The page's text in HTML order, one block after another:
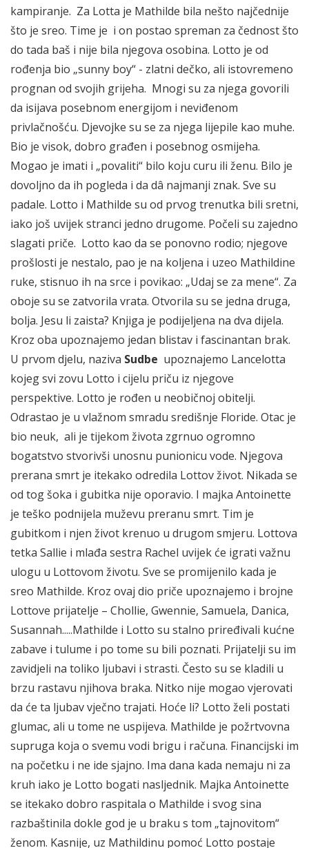
kampiranje. Za Lotta je Mathilde bila nešto najčednije
što je sreo. Time je i on postao spreman za čednost što
do tada baš i nije bila njegova osobina. Lotto je od
rođenja bio „sunny boy“ - zlatni dečko, ali istovremeno
prognan od svojih grijeha. Mnogi su za njega govorili
da isijava posebnom energijom i neviđenom
privlačnošću. Djevojke su se za njega lijepile kao muhe.
Bio je visok, dobro građen i posebnog osmijeha.
Mogao je imati i „povaliti“ bilo koju curu ili ženu. Bilo je
dovoljno da ih pogleda i da dâ najmanji znak. Sve su
padale. Lotto i Mathilde su od prvog trenutka bili sretni,
iako još uvijek stranci jedno drugome. Počeli su zajedno
slagati priče. Lotto kao da se ponovno rodio; njegove
prošlosti je nestalo, pao je na koljena i uzeo Mathildine
ruke, stisnuo ih na srce i povikao: „Udaj se za mene“. Za
oboje su se zatvorila vrata. Otvorila su se jedna druga,
bolja. Jesu li zaista? Knjiga je podijeljena na dva dijela.
Kroz oba upoznajemo jedan blistav i fascinantan brak.
U prvom djelu, naziva Sudbe upoznajemo Lancelotta
kojeg svi zovu Lotto i cijelu priču iz njegove
perspektive. Lotto je rođen u neobičnoj obitelji.
Odrastao je u vlažnom smradu središnje Floride. Otac je
bio neuk, ali je tijekom života zgrnuo ogromno
bogatstvo stvorivši unosnu punionicu vode. Njegova
prerana smrt je itekako odredila Lottov život. Nikada se
od tog šoka i gubitka nije oporavio. I majka Antoinette
je teško podnijela muževu preranu smrt. Tim je
gubitkom i njen život krenuo u drugom smjeru. Lottova
tetka Sallie i mlađa sestra Rachel uvijek će igrati važnu
ulogu u Lottovom životu. Sve se promijenilo kada je
sreo Mathilde. Kroz ovaj dio priče upoznajemo i brojne
Lottove prijatelje – Chollie, Gwennie, Samuela, Danica,
Susannah.....Mathilde i Lotto su stalno priređivali kućne
zabave i tulume i po tome su bili poznati. Prijatelji su im
zavidjeli na toliko ljubavi i strasti. Često su se kladili u
brzu rastavu njihova braka. Nitko nije mogao vjerovati
da će ta ljubav vječno trajati. Hoće li? Lotto želi postati
glumac, ali u tome ne uspijeva. Mathilde je požrtvovna
supruga koja o svemu vodi brigu i računa. Financijski im
na početku i ne ide sjajno. Ima dana kada nemaju ni za
kruh iako je Lotto bogati nasljednik. Majka Antoinette
se itekako dobro raspitala o Mathilde i svog sina
razbaštinila dokle god je u braku s tom „tajnovitom“
ženom. Kasnije, uz Mathildinu pomoć Lotto postaje